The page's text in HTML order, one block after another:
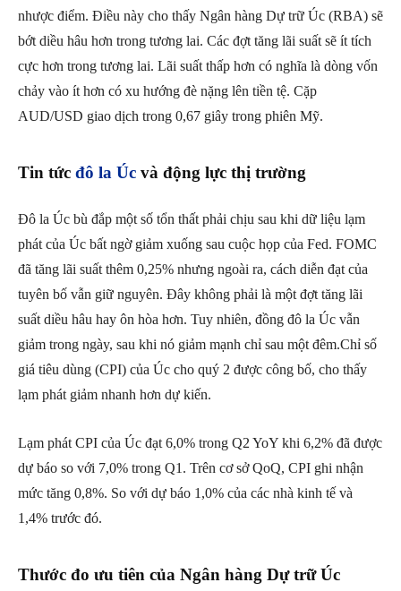
nhược điểm. Điều này cho thấy Ngân hàng Dự trữ Úc (RBA) sẽ
bớt diều hâu hơn trong tương lai. Các đợt tăng lãi suất sẽ ít tích
cực hơn trong tương lai. Lãi suất thấp hơn có nghĩa là dòng vốn
chảy vào ít hơn có xu hướng đè nặng lên tiền tệ. Cặp
AUD/USD giao dịch trong 0,67 giây trong phiên Mỹ.
Tin tức đô la Úc và động lực thị trường
Đô la Úc bù đắp một số tổn thất phải chịu sau khi dữ liệu lạm
phát của Úc bất ngờ giảm xuống sau cuộc họp của Fed. FOMC
đã tăng lãi suất thêm 0,25% nhưng ngoài ra, cách diễn đạt của
tuyên bố vẫn giữ nguyên. Đây không phải là một đợt tăng lãi
suất diều hâu hay ôn hòa hơn. Tuy nhiên, đồng đô la Úc vẫn
giảm trong ngày, sau khi nó giảm mạnh chỉ sau một đêm.Chỉ số
giá tiêu dùng (CPI) của Úc cho quý 2 được công bố, cho thấy
lạm phát giảm nhanh hơn dự kiến.
Lạm phát CPI của Úc đạt 6,0% trong Q2 YoY khi 6,2% đã được
dự báo so với 7,0% trong Q1. Trên cơ sở QoQ, CPI ghi nhận
mức tăng 0,8%. So với dự báo 1,0% của các nhà kinh tế và
1,4% trước đó.
Thước đo ưu tiên của Ngân hàng Dự trữ Úc